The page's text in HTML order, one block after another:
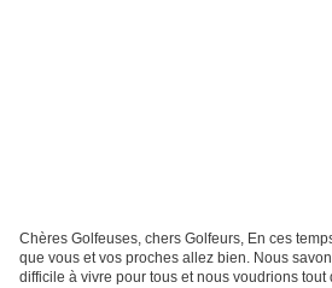
Chères Golfeuses, chers Golfeurs, En ces
que vous et vos proches allez bien. Nous
difficile à vivre pour tous et nous voudrions tout